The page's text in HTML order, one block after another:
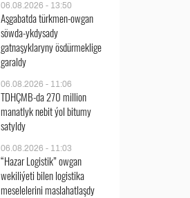
06.08.2026 - 13:50
Aşgabatda türkmen-owgan
söwda-ykdysady
gatnaşyklaryny ösdürmeklige
garaldy
06.08.2026 - 11:06
TDHÇMB-da 270 million
manatlyk nebit ýol bitumy
satyldy
06.08.2026 - 11:03
“Hazar Logistik” owgan
wekiliýeti bilen logistika
meselelerini maslahatlaşdy